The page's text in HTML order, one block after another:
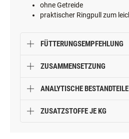
ohne Getreide
praktischer Ringpull zum
FÜTTERUNGSEMPFEHLUNG
ZUSAMMENSETZUNG
ANALYTISCHE BESTANDTEILE
ZUSATZSTOFFE JE KG